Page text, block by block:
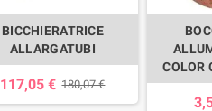
BICCHIERATRICE
ALLARGATUBI
117,05 € 180,07 €
COLOR